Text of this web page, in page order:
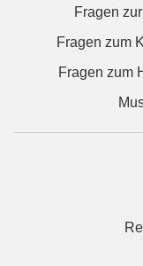
Fragen
Fragen zum
Fragen zum